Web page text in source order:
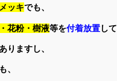
ッキでも、
花粉・樹液等を付着放置し
りますし、
、